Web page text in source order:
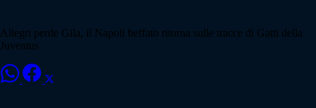
Allegri perde Gila, il Napoli beffato ritorna sulle tracce di Gatti della
Juventus